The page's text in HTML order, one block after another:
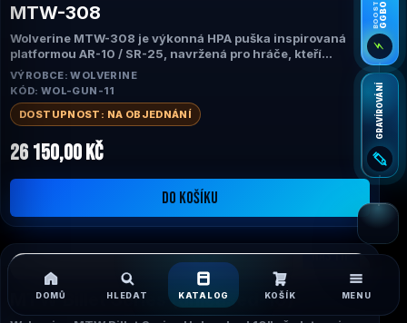
MTW-308
Wolverine MTW-308 je výkonná HPA puška inspirovaná
platformou AR-10 / SR-25, navržená pro hráče, kteří
vyžadují maximální přesnost, dostřel a realistický vzhled.
Díky systému INFERNO Gen 2, robustní konstrukci a
technologii Empty Magazine Detection představuje ideální
volbu pro role DMR, průzkumníků i náročné milsim hráče.
VÝROBCE: WOLVERINE
KÓD: WOL-GUN-11
DOSTUPNOST: NA OBJEDNÁNÍ
26 150,00 Kč
DO KOŠÍKU
NÁŠ TIP
MTW Billet Series (unleased-10)
DOMŮ HLEDAT KATALOG KOŠÍK MENU
⚡
BOOST
GRAVÍROVÁNÍ